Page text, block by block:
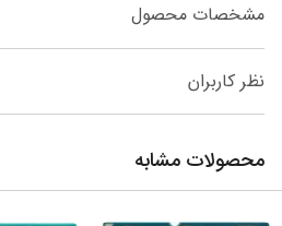
مشخصات محصول
نظر کاربران
محصولات مشابه